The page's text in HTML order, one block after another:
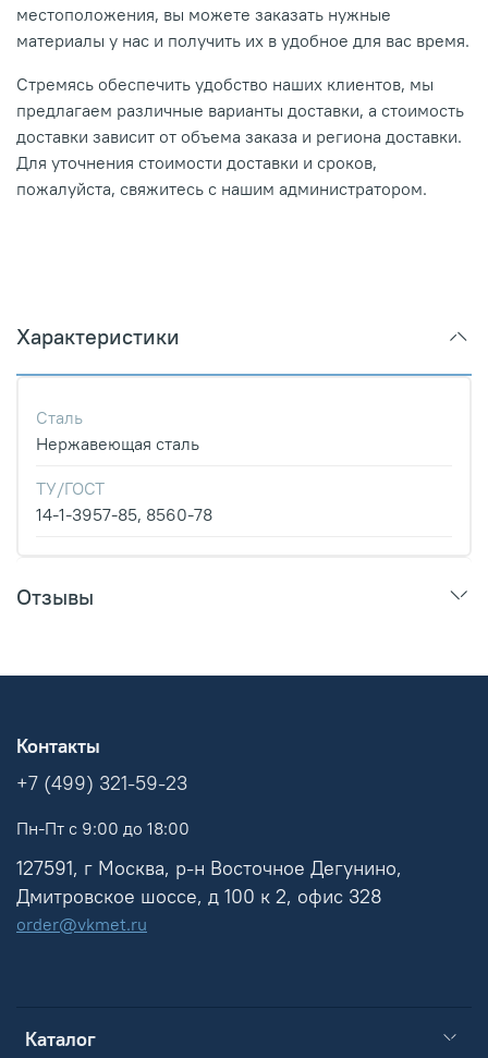
местоположения, вы можете заказать нужные
материалы у нас и получить их в удобное для вас время.
Стремясь обеспечить удобство наших клиентов, мы
предлагаем различные варианты доставки, а стоимость
доставки зависит от объема заказа и региона доставки.
Для уточнения стоимости доставки и сроков,
пожалуйста, свяжитесь с нашим администратором.
Характеристики
Сталь
Нержавеющая сталь
ТУ/ГОСТ
14-1-3957-85, 8560-78
Отзывы
Каталог
Контакты
+7 (499) 321-59-23
Пн-Пт с 9:00 до 18:00
127591, г Москва, р-н Восточное Дегунино,
Дмитровское шоссе, д 100 к 2, офис 328
order@vkmet.ru